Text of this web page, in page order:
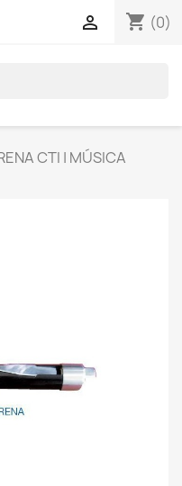
shopping_cart (0)

CTI | MÚSICA